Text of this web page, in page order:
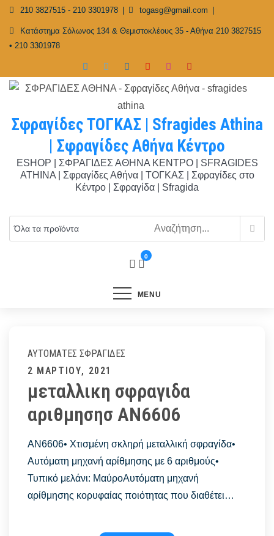
Skip
content
210 3827515 - 210 3301978 togasg@gmail.com
Κατάστημα Σόλωνος 134 & Θεμιστοκλέους 35 - Αθήνα 210 3827515
• 210 3301978
Σφραγίδες ΤΟΓΚΑΣ | Sfragides Athina
| Σφραγίδες Αθήνα Κέντρο
ESHOP | ΣΦΡΑΓΙΔΕΣ ΑΘΗΝΑ ΚΕΝΤΡΟ | SFRAGIDES
ATHINA | Σφραγίδες Αθήνα | ΤΟΓΚΑΣ | Σφραγίδες στο
Κέντρο | Σφραγίδα | Sfragida
0
MENU
ΑΥΤΌΜΑΤΕΣ ΣΦΡΑΓΊΔΕΣ
Posted
on
2 ΜΑΡΤΊΟΥ, 2021
μεταλλικη σφραγιδα
αριθμησησ AN6606
AN6606• Χτισμένη σκληρή μεταλλική σφραγίδα•
Αυτόματη μηχανή αρίθμησης με 6 αριθμούς•
Τυπικό μελάνι: ΜαύροΑυτόματη μηχανή
αρίθμησης κορυφαίας ποιότητας που διαθέτει…